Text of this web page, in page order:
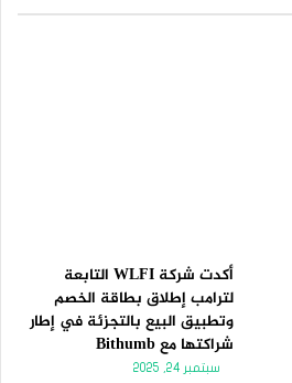
أكدت شركة WLFI التابعة
لترامب إطلاق بطاقة الخصم
وتطبيق البيع بالتجزئة في إطار
شراكتها مع Bithumb
سبتمبر 24, 2025